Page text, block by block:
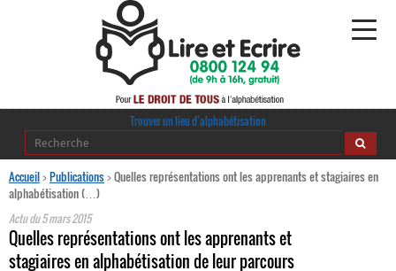
Alphabétisation
journaldelalpha.be
Trouver un lieu d’alphabétisation
Accueil>Publications>Quelles représentations ont les apprenants et stagiaires en
alphabétisation (…)
Actu du5 mars 2015
Quelles représentations ont les apprenants et
stagiaires en alphabétisation de leur parcours